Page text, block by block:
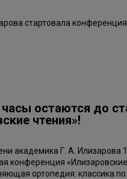
стартовала
остаются до
чтения»!
академика Г. А. Илизарова
конференция
ортопедия: классика